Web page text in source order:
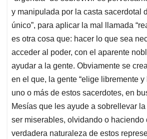
y manipulada por la casta sacerdotal
único”, para aplicar la mal llamada
es otra cosa que: hacer lo que sea
acceder al poder, con el aparente
ayudar a la gente. Obviamente se
en el que, la gente “elige libremente y
uno o más de estos sacerdotes, en
Mesías que les ayude a sobrellevar
ser miserables, olvidando o haciendo
verdadera naturaleza de estos